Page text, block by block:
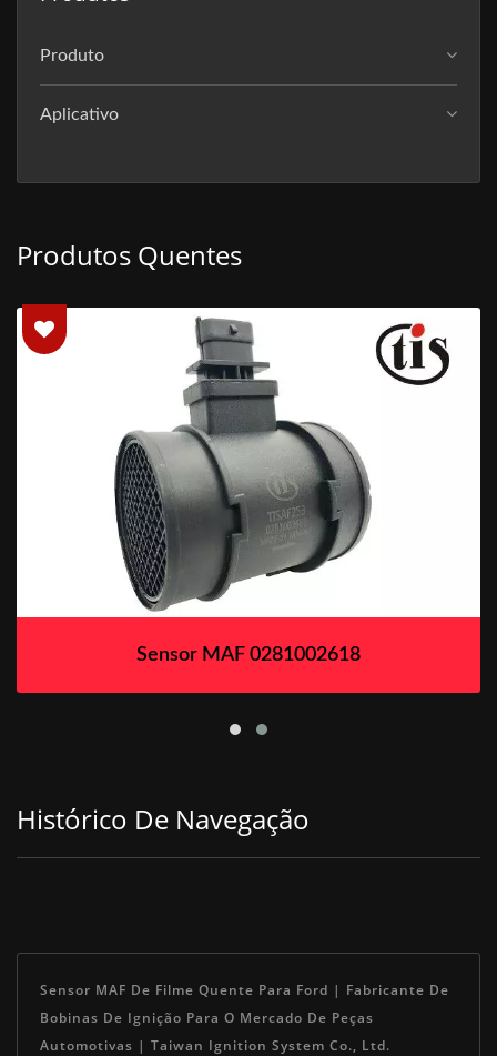
Produto
Aplicativo
Produtos Quentes
Sensor MAF 0281002618
Histórico De Navegação
Sensor MAF De Filme Quente Para Ford | Fabricante De
Bobinas De Ignição Para O Mercado De Peças
Automotivas | Taiwan Ignition System Co., Ltd.